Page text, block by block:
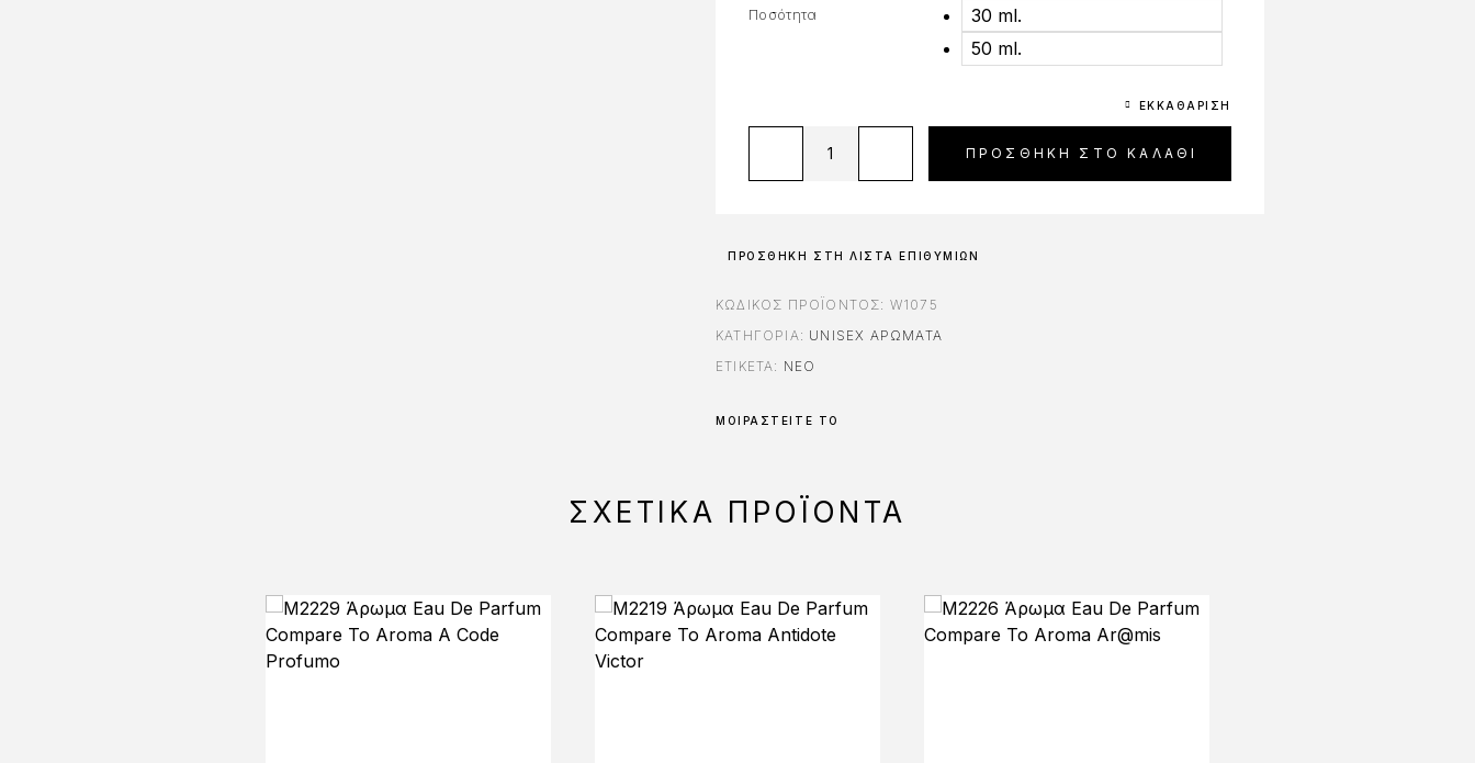
Ποσότητα
30 ml.
50 ml.
ΕΚΚΑΘΆΡΙΣΗ
ΠΡΟΣΘΉΚΗ ΣΤΟ ΚΑΛΆΘΙ
ΠΡΟΣΘΉΚΗ ΣΤΗ ΛΊΣΤΑ ΕΠΙΘΥΜΙΏΝ
ΚΩΔΙΚΌΣ ΠΡΟΪΌΝΤΟΣ: W1075
ΚΑΤΗΓΟΡΊΑ: UNISEX ΑΡΏΜΑΤΑ
ΕΤΙΚΈΤΑ: ΝΈΟ
ΜΟΙΡΑΣΤΕΊΤΕ ΤΟ
ΣΧΕΤΙΚΆ ΠΡΟΪΌΝΤΑ